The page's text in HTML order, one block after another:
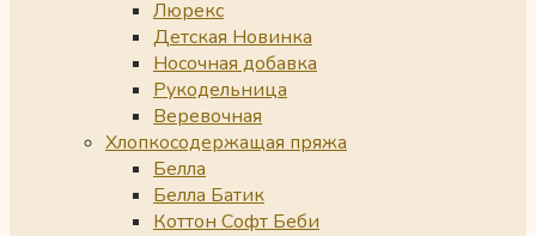
Люрекс
Детская Новинка
Носочная добавка
Рукодельница
Веревочная
Хлопкосодержащая пряжа
Белла
Белла Батик
Коттон Софт Беби